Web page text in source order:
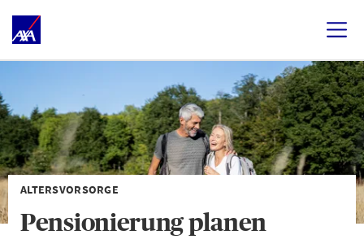
ALTERSVORSORGE
Pensionierung planen